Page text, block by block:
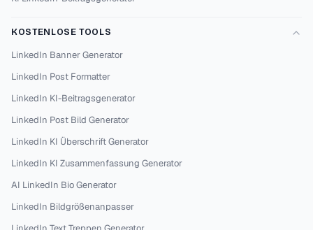
KOSTENLOSE TOOLS
LinkedIn Banner Generator
LinkedIn Post Formatter
LinkedIn KI-Beitragsgenerator
LinkedIn Post Bild Generator
LinkedIn KI Überschrift Generator
LinkedIn KI Zusammenfassung Generator
AI LinkedIn Bio Generator
LinkedIn Bildgrößenanpasser